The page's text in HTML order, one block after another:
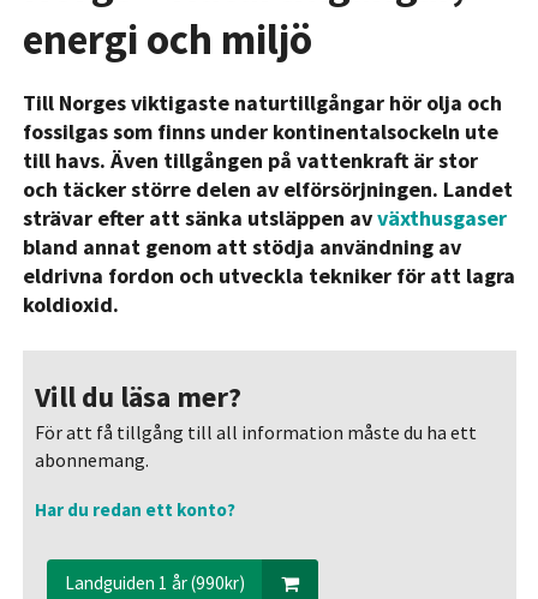
energi och miljö
Till Norges viktigaste naturtillgångar hör olja och
fossilgas som finns under kontinentalsockeln ute
till havs. Även tillgången på vattenkraft är stor
och täcker större delen av elförsörjningen. Landet
strävar efter att sänka utsläppen avväxthusgaser
bland annat genom att stödja användning av
eldrivna fordon och utveckla tekniker för att lagra
koldioxid.
Vill du läsa mer?
För att få tillgång till all information måste du ha ett
abonnemang.
Har du redan ett konto?
Landguiden 1 år (990kr)